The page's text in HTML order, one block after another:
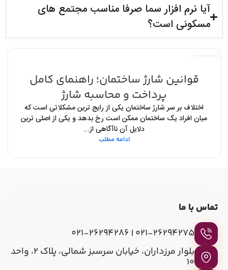
آیا نرم افزار سما صرفا مناسب مجتمع های
مسکونی است؟
قوانین شارژ ساختمان؛ راهنمای کامل
پرداخت و محاسبه شارژ
اختلاف بر سر شارژ ساختمان یکی از رایج ترین مشکلاتی است که
میان افراد یک ساختمان ممکن است رخ بدهد و یکی از اصلی ترین
دلایل آن ناآگاهی از...
ادامه مطلب
تماس با ما
021-26294275 | 021-26294286
بلوار مرزداران، خیابان سرسبز شمالی، پلاک ۲، واحد
۱۰